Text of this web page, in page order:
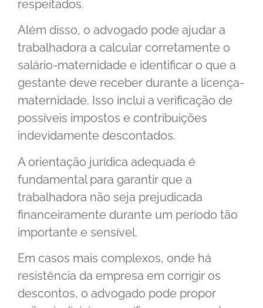
respeitados.
Além disso, o advogado pode ajudar a
trabalhadora a calcular corretamente o
salário-maternidade e identificar o que a
gestante deve receber durante a licença-
maternidade. Isso inclui a verificação de
possíveis impostos e contribuições
indevidamente descontados.
A orientação jurídica adequada é
fundamental para garantir que a
trabalhadora não seja prejudicada
financeiramente durante um período tão
importante e sensível.
Em casos mais complexos, onde há
resistência da empresa em corrigir os
descontos, o advogado pode propor